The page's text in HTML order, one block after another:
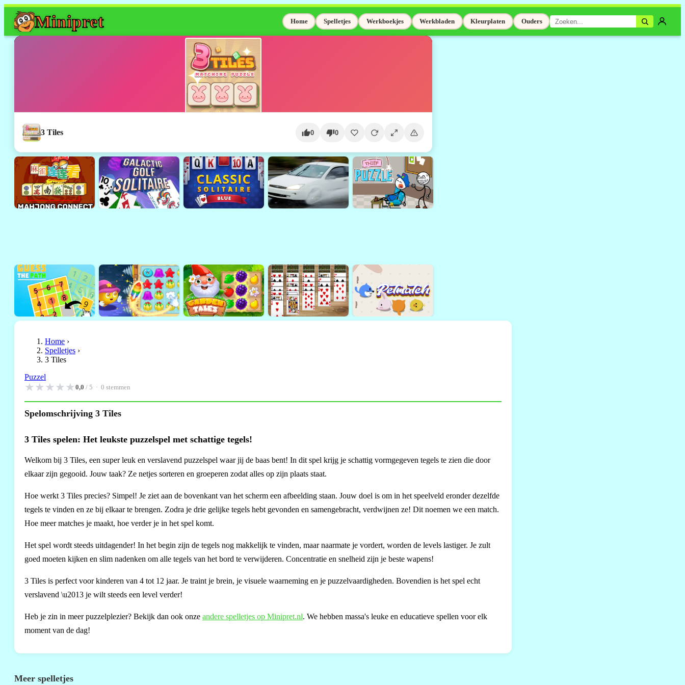
Minipret Home Spelletjes Werkboekjes Werkbladen Kleurplaten Ouders
3 Tiles 0 0
Home ›
Spelletjes ›
3 Tiles
Puzzel
★★★★★0,0 / 5 · 0 stemmen
Spelomschrijving 3 Tiles
3 Tiles spelen: Het leukste puzzelspel met schattige tegels!
Welkom bij 3 Tiles, een super leuk en verslavend puzzelspel waar jij de baas bent! In dit spel krijg je schattig vormgegeven tegels te zien die door
elkaar zijn gegooid. Jouw taak? Ze netjes sorteren en groeperen zodat alles op zijn plaats staat.
Hoe werkt 3 Tiles precies? Simpel! Je ziet aan de bovenkant van het scherm een afbeelding staan. Jouw doel is om in het speelveld eronder dezelfde
tegels te vinden en ze bij elkaar te brengen. Zodra je drie gelijke tegels hebt gevonden en samengebracht, verdwijnen ze! Dit noemen we een match.
Hoe meer matches je maakt, hoe verder je in het spel komt.
Het spel wordt steeds uitdagender! In het begin zijn de tegels nog makkelijk te vinden, maar naarmate je vordert, worden de levels lastiger. Je zult
goed moeten kijken en slim nadenken om alle tegels van het bord te verwijderen. Concentratie en snelheid zijn je beste wapens!
3 Tiles is perfect voor kinderen van 4 tot 12 jaar. Je traint je brein, je visuele waarneming en je puzzelvaardigheden. Bovendien is het spel echt
verslavend \u2013 je wilt steeds een level verder!
Heb je zin in meer puzzelplezier? Bekijk dan ook onze andere spelletjes op Minipret.nl. We hebben massa's leuke en educatieve spellen voor elk
moment van de dag!
Meer spelletjes